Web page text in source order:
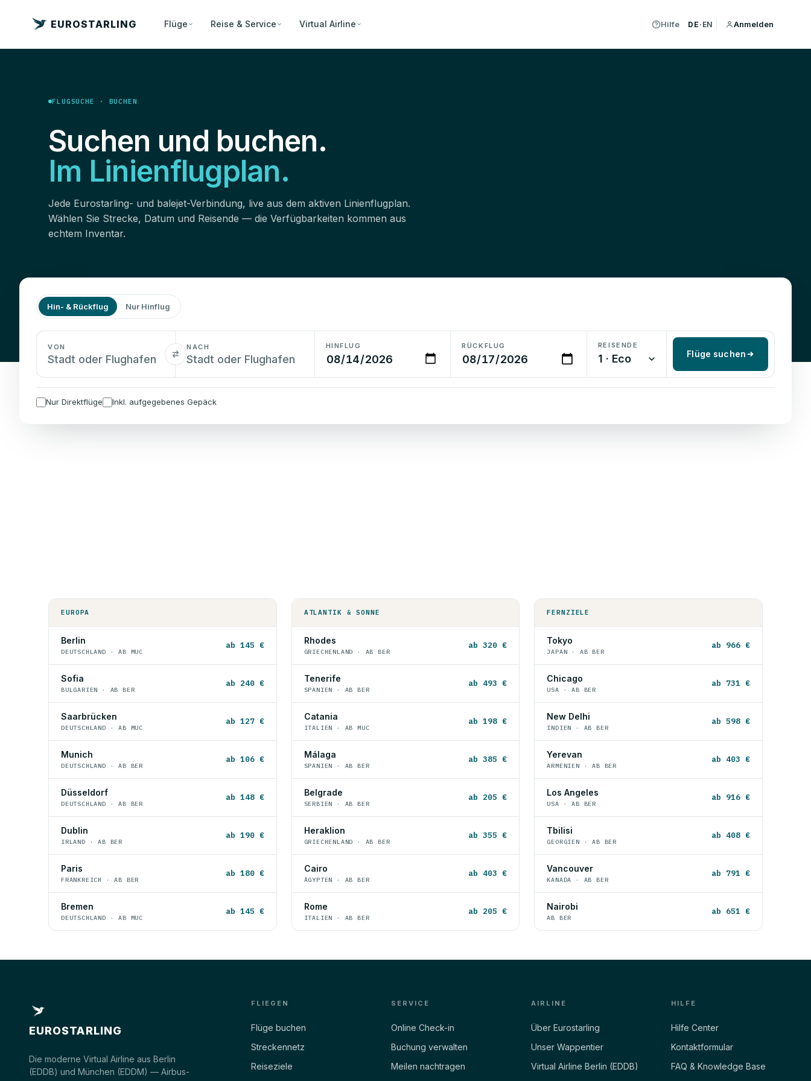
EUROSTARLING Flüge Reise & Service Virtual Airline Hilfe DE · EN Anmelden
FLUGSUCHE · BUCHEN
Suchen und buchen.
Im Linienflugplan.
Jede Eurostarling- und balejet-Verbindung, live aus dem aktiven Linienflugplan.
Wählen Sie Strecke, Datum und Reisende — die Verfügbarkeiten kommen aus
echtem Inventar.
Hin- & Rückflug Nur Hinflug
VON NACH HINFLUG RÜCKFLUG REISENDE
1 · Eco Flüge suchen
Nur Direktflüge Inkl. aufgegebenes Gepäck
EUROPA
Berlin
DEUTSCHLAND · AB MUC
ab 145 €
Sofia
BULGARIEN · AB BER
ab 240 €
Saarbrücken
DEUTSCHLAND · AB MUC
ab 127 €
Munich
DEUTSCHLAND · AB BER
ab 106 €
Düsseldorf
DEUTSCHLAND · AB BER
ab 148 €
Dublin
IRLAND · AB BER
ab 190 €
Paris
FRANKREICH · AB BER
ab 180 €
Bremen
DEUTSCHLAND · AB MUC
ab 145 €
ATLANTIK & SONNE
Rhodes
GRIECHENLAND · AB BER
ab 320 €
Tenerife
SPANIEN · AB BER
ab 493 €
Catania
ITALIEN · AB MUC
ab 198 €
Málaga
SPANIEN · AB BER
ab 385 €
Belgrade
SERBIEN · AB BER
ab 205 €
Heraklion
GRIECHENLAND · AB BER
ab 355 €
Cairo
ÄGYPTEN · AB BER
ab 403 €
Rome
ITALIEN · AB BER
ab 205 €
FERNZIELE
Tokyo
JAPAN · AB BER
ab 966 €
Chicago
USA · AB BER
ab 731 €
New Delhi
INDIEN · AB BER
ab 598 €
Yerevan
ARMENIEN · AB BER
ab 403 €
Los Angeles
USA · AB BER
ab 916 €
Tbilisi
GEORGIEN · AB BER
ab 408 €
Vancouver
KANADA · AB BER
ab 791 €
Nairobi
AB BER
ab 651 €
EUROSTARLING
Die moderne Virtual Airline aus Berlin
(EDDB) und München (EDDM) — Airbus-
FLIEGEN
Flüge buchen
Streckennetz
Reiseziele
SERVICE
Online Check-in
Buchung verwalten
Meilen nachtragen
AIRLINE
Über Eurostarling
Unser Wappentier
Virtual Airline Berlin (EDDB)
HILFE
Hilfe Center
Kontaktformular
FAQ & Knowledge Base